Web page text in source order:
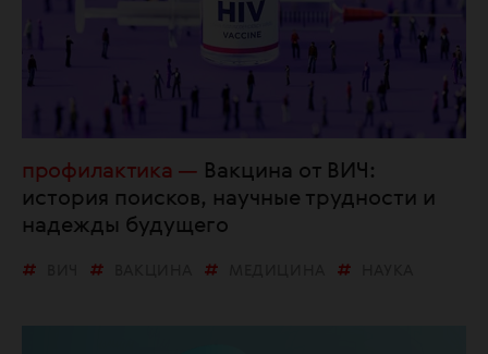
профилактика
Вакцина от ВИЧ:
история поисков, научные трудности и
надежды будущего